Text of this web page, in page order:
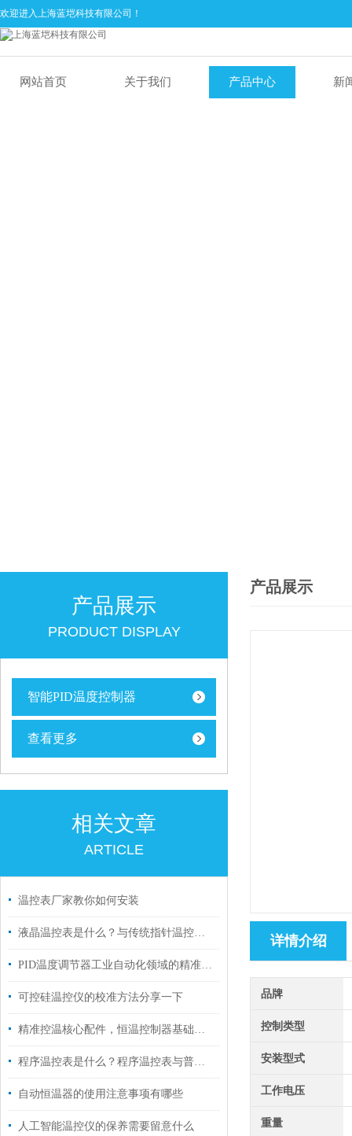
欢迎进入上海蓝垲科技有限公司！
网站首页 关于我们 产品中心 新
产品展示
PRODUCT DISPLAY
智能PID温度控制器
查看更多
相关文章
ARTICLE
温控表厂家教你如何安装
液晶温控表是什么？与传统指针温控表的区别
PID温度调节器工业自动化领域的精准掌控者
可控硅温控仪的校准方法分享一下
精准控温核心配件，恒温控制器基础科普
程序温控表是什么？程序温控表与普通温控仪区别
自动恒温器的使用注意事项有哪些
人工智能温控仪的保养需要留意什么
产品展示
详情介绍
品牌
控制类型
安装型式
工作电压
重量